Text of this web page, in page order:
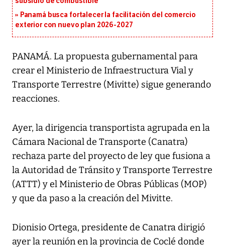
Panamá busca fortalecer la facilitación del comercio
exterior con nuevo plan 2026-2027
PANAMÁ. La propuesta gubernamental para
crear el Ministerio de Infraestructura Vial y
Transporte Terrestre (Mivitte) sigue generando
reacciones.
Ayer, la dirigencia transportista agrupada en la
Cámara Nacional de Transporte (Canatra)
rechaza parte del proyecto de ley que fusiona a
la Autoridad de Tránsito y Transporte Terrestre
(ATTT) y el Ministerio de Obras Públicas (MOP)
y que da paso a la creación del Mivitte.
Dionisio Ortega, presidente de Canatra dirigió
ayer la reunión en la provincia de Coclé donde